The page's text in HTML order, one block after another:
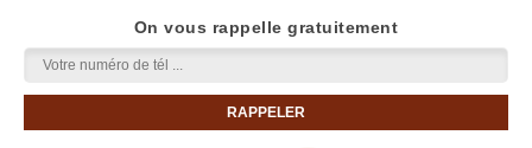
On vous rappelle gratuitement